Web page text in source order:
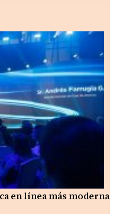
en línea más moderna